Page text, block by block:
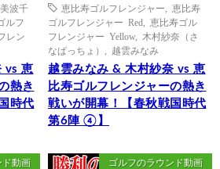
美波千
ルフ
レン
vs 恵
熱き
時代
恵比寿ゴルフレンジャー
恵比寿
ゴルフレンジャー Red
恵比寿ゴル
フレンジャー Yellow, 木村紗奈（さ
なぱっちょ）
越雲みなみ
越雲みなみ & 木村紗奈 vs 恵
比寿ゴルフレンジャーの熱き
戦いが開幕！【春秋戦国時代
第6陣 ④】
ド動画 ゴルフのラウンド動画